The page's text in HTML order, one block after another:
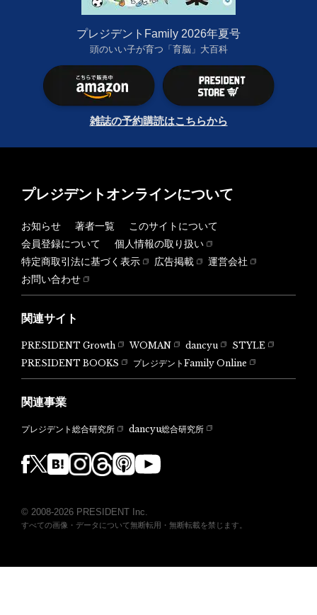
プレジデントFamily 2026年夏号
頭のいい子が育つ「育脳」大百科
雑誌の予約購読はこちらから
プレジデントオンラインについて
お知らせ 著者一覧
このサイトについて
会員登録について
個人情報の取り扱い
特定商取引法に基づく表示
広告掲載
運営会社
お問い合わせ
関連サイト
PRESIDENT Growth WOMAN dancyu
STYLE
PRESIDENT BOOKS
プレジデントFamily Online
関連事業
プレジデント総合研究所 dancyu総合研究所
© 2008-2026 PRESIDENT Inc.
すべての画像・データについて無断転用・無断転載を禁じます。